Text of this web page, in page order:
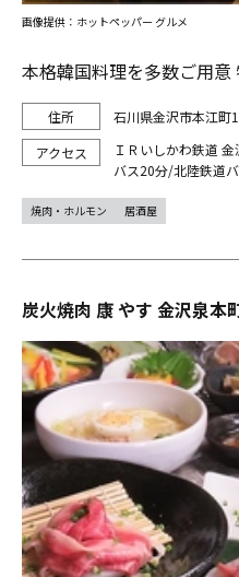
本格韓国料理を多数ご用
石川県金沢市本江
ＩＲいしかわ鉄道
バス20分/北陸鉄道
画像提供：ホットペッパー グルメ
焼肉・ホルモン 居酒屋
炭火焼肉 康 やす 金沢泉本